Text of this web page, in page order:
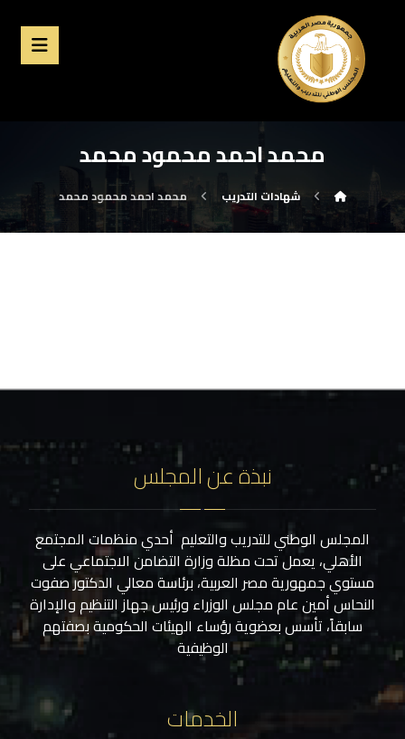
محمد احمد محمود محمد
شهادات التدريب محمد احمد محمود محمد
نبذة عن المجلس
المجلس الوطني للتدريب والتعليم أحدي منظمات المجتمع
الأهلي، يعمل تحت مظلة وزارة التضامن الاجتماعي على
مستوي جمهورية مصر العربية، برئاسة معالي الدكتور صفوت
النحاس أمين عام مجلس الوزراء ورئيس جهاز التنظيم والإدارة
سابقاً، تأسس بعضوية رؤساء الهيئات الحكومية بصفتهم
الوظيفية
الخدمات